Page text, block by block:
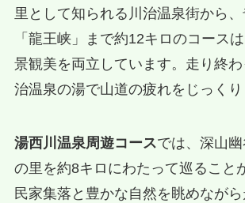
里として知られる川治温泉街から
「龍王峡」まで約12キロのコース
景観美を両立しています。走り終わ
治温泉の湯で山道の疲れをじっくり
湯西川温泉周遊コースでは、深山
の里を約8キロにわたって巡ること
民家集落と豊かな自然を眺めなが